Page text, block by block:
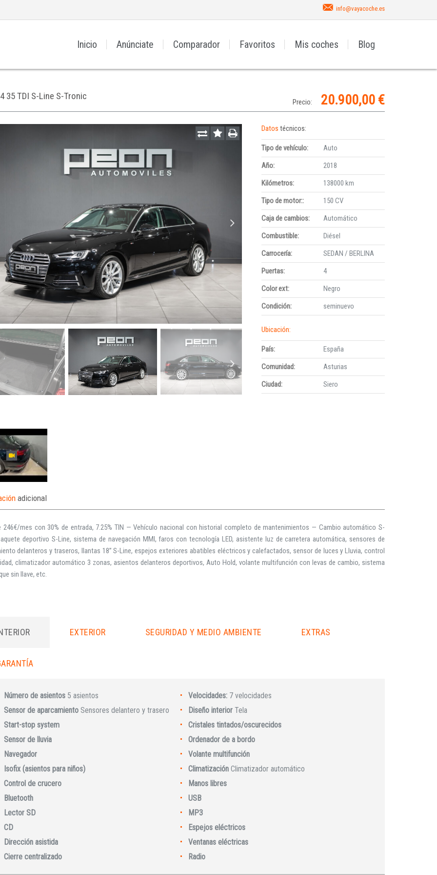
info@vayacoche.es
Inicio Anúnciate Comparador Favoritos Mis coches Blog
35 TDI S-Line S-Tronic
Precio: 20.900,00 €
Datostécnicos:
Tipo de vehículo:
Auto
Año:
2018
Kilómetros:
138000 km
Tipo de motor::
150 CV
Caja de cambios:
Automático
Combustible:
Diésel
Carrocería:
SEDAN / BERLINA
Puertas:
4
Color ext:
Negro
Condición:
seminuevo
Ubicación:
País:
España
Comunidad:
Asturias
Ciudad:
Siero
adicional
246€/mes con 30% de entrada, 7.25% TIN — Vehículo nacional con historial completo de mantenimientos — Cambio automático S-
deportivo S-Line, sistema de navegación MMI, faros con tecnología LED, asistente luz de carretera automática, sensores de
delanteros y traseros, llantas 18” S-Line, espejos exteriores abatibles eléctricos y calefactados, sensor de luces y Lluvia, control
climatizador automático 3 zonas, asientos delanteros deportivos, Auto Hold, volante multifunción con levas de cambio, sistema
sin llave, etc.
EXTERIOR SEGURIDAD Y MEDIO AMBIENTE EXTRAS
Número de asientos 5 asientos Velocidades: 7 velocidades
Sensor de aparcamiento Sensores delantero y trasero Diseño interior Tela
Start-stop system
Cristales tintados/oscurecidos
Sensor de lluvia
Ordenador de a bordo
Navegador
Volante multifunción
Isofix (asientos para niños)
ClimatizaciónClimatizador automático
Control de crucero
Manos libres
Bluetooth
USB
Lector SD
MP3
CD
Espejos eléctricos
Dirección asistida
Ventanas eléctricas
Cierre centralizado
Radio